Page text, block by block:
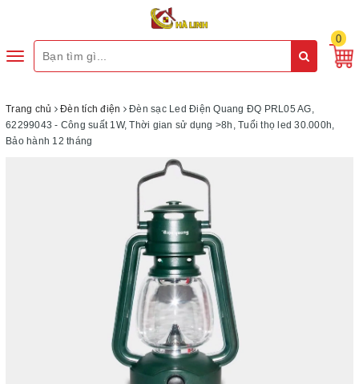
Toggle
0
Trang chủ Đèn tích điện
Đèn sạc Led Điện Quang ĐQ PRL05 AG,
62299043 - Công suất 1W, Thời gian sử dụng >8h, Tuổi thọ led 30.000h,
Bảo hành 12 tháng